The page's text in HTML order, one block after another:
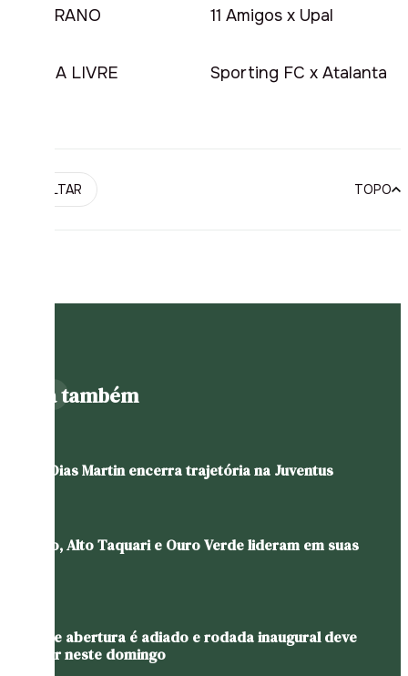
VETERANO 11 Amigos x Upal
FORÇA LIVRE Sporting FC x Atalanta
VOLTAR TOPO
Leia também
Pablo Dias Martin encerra trajetória na Juventus
Gaúcho, Alto Taquari e Ouro Verde lideram em suas
Jogo de abertura é adiado e rodada inaugural deve
ocorrer neste domingo